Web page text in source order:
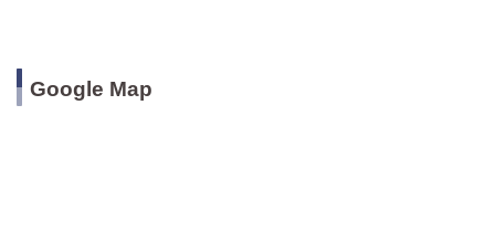
Google Map